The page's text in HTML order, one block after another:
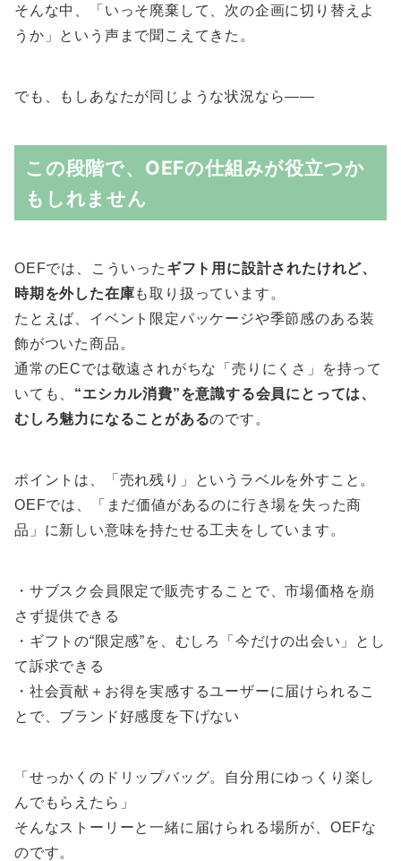
そんな中、「いっそ廃棄して、次の企画に切り替えよ
うか」という声まで聞こえてきた。
でも、もしあなたが同じような状況なら――
この段階で、OEFの仕組みが役立つか
もしれません
OEFでは、こういった ギフト用に設計されたけれど、
時期を外した在庫も取り扱っています。
たとえば、イベント限定パッケージや季節感のある装
飾がついた商品。
通常のECでは敬遠されがちな「売りにくさ」を持って
いても、 “エシカル消費”を意識する会員にとっては、
むしろ魅力になることがあるのです。
ポイントは、「売れ残り」というラベルを外すこと。
OEFでは、「まだ価値があるのに行き場を失った商
品」に新しい意味を持たせる工夫をしています。
・サブスク会員限定で販売することで、市場価格を崩
さず提供できる
・ギフトの“限定感”を、むしろ「今だけの出会い」とし
て訴求できる
・社会貢献＋お得を実感するユーザーに届けられるこ
とで、ブランド好感度を下げない
「せっかくのドリップバッグ。自分用にゆっくり楽し
んでもらえたら」
そんなストーリーと一緒に届けられる場所が、OEFな
のです。